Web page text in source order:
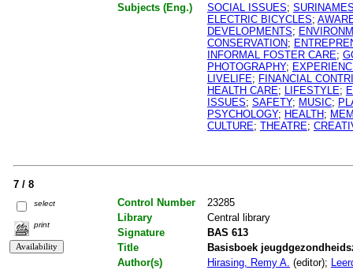
Subjects (Eng.)
SOCIAL ISSUES;
ELECTRIC BICYCLES;
DEVELOPMENTS;
CONSERVATION;
INFORMAL FOSTER CARE;
PHOTOGRAPHY;
LIVELIFE; FINANCIAL
HEALTH CARE; LIFESTYLE;
ISSUES; SAFETY; MUSIC;
PSYCHOLOGY; HEALTH;
CULTURE; THEATRE;
7 / 8
select
print
Control Number
23285
Library
Central library
Signature
BAS 613
Title
Basisboek
Author(s)
Hirasing, Remy A. (editor);